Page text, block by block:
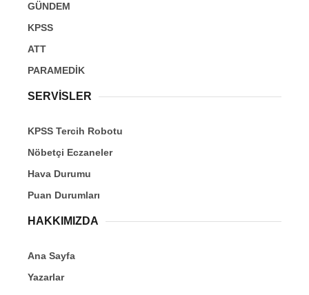
GÜNDEM
KPSS
ATT
PARAMEDİK
SERVİSLER
KPSS Tercih Robotu
Nöbetçi Eczaneler
Hava Durumu
Puan Durumları
HAKKIMIZDA
Ana Sayfa
Yazarlar